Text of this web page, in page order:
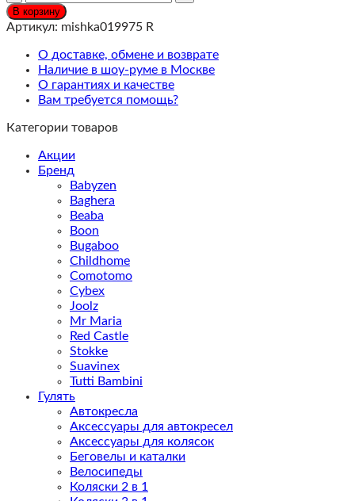
EDA
Сани
Plateu,
голубые
В корзину
Артикул: mishka019975 R
О доставке, обмене и возврате
Наличие в шоу-руме в Москве
О гарантиях и качестве
Вам требуется помощь?
Категории товаров
Акции
Бренд
Babyzen
Baghera
Beaba
Boon
Bugaboo
Childhome
Comotomo
Cybex
Joolz
Mr Maria
Red Castle
Stokke
Suavinex
Tutti Bambini
Гулять
Автокресла
Аксессуары для автокресел
Аксессуары для колясок
Беговелы и каталки
Велосипеды
Коляски 2 в 1